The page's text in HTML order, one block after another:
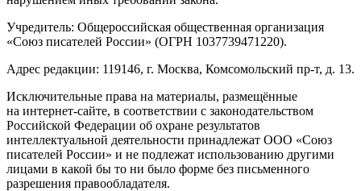
Учредитель: Общероссийская общественная организация
«Союз писателей России» (ОГРН 1037739471220).
Адрес редакции: 119146, г. Москва, Комсомольский пр-т, д. 13.
Исключительные права на материалы, размещённые
на интернет-сайте, в соответствии с законодательством
Российской Федерации об охране результатов
интеллектуальной деятельности принадлежат ООО «Союз
писателей России» и не подлежат использованию другими
лицами в какой бы то ни было форме без письменного
разрешения правообладателя.